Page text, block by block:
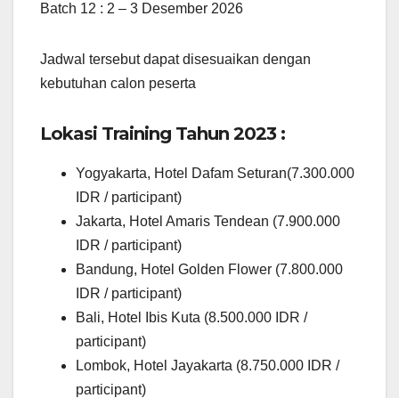
Batch 12 : 2 – 3 Desember 2026
Jadwal tersebut dapat disesuaikan dengan
kebutuhan calon peserta
Lokasi Training Tahun 2023 :
Yogyakarta, Hotel Dafam Seturan(7.300.000
IDR / participant)
Jakarta, Hotel Amaris Tendean (7.900.000
IDR / participant)
Bandung, Hotel Golden Flower (7.800.000
IDR / participant)
Bali, Hotel Ibis Kuta (8.500.000 IDR /
participant)
Lombok, Hotel Jayakarta (8.750.000 IDR /
participant)